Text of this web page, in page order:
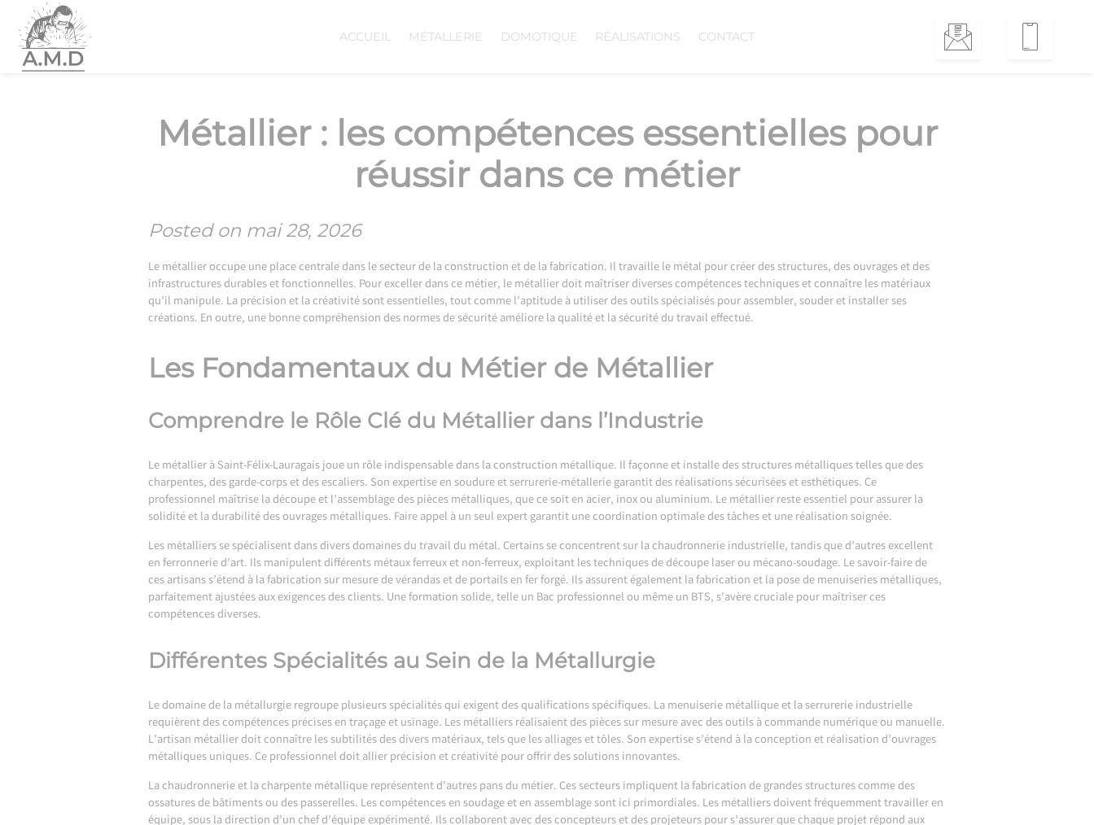
content
ACCUEIL MÉTALLERIE DOMOTIQUE RÉALISATIONS CONTACT
Métallier : les compétences essentielles pour
réussir dans ce métier
Posted on mai 28, 2026
Le métallier occupe une place centrale dans le secteur de la construction et de la fabrication. Il travaille le métal pour créer des structures, des ouvrages et des
infrastructures durables et fonctionnelles. Pour exceller dans ce métier, le métallier doit maîtriser diverses compétences techniques et connaître les matériaux
qu’il manipule. La précision et la créativité sont essentielles, tout comme l’aptitude à utiliser des outils spécialisés pour assembler, souder et installer ses
créations. En outre, une bonne compréhension des normes de sécurité améliore la qualité et la sécurité du travail effectué.
Les Fondamentaux du Métier de Métallier
Comprendre le Rôle Clé du Métallier dans l’Industrie
Lemétallier à Saint-Félix-Lauragaisjoue un rôle indispensable dans la construction métallique. Il façonne et installe des structures métalliques telles que des
charpentes, des garde-corps et des escaliers. Son expertise en soudure et serrurerie-métallerie garantit des réalisations sécurisées et esthétiques. Ce
professionnel maîtrise la découpe et l’assemblage des pièces métalliques, que ce soit en acier, inox ou aluminium. Le métallier reste essentiel pour assurer la
solidité et la durabilité des ouvrages métalliques. Faire appel à un seul expert garantit une coordination optimale des tâches et une réalisation soignée.
Les métalliers se spécialisent dans divers domaines du travail du métal. Certains se concentrent sur la chaudronnerie industrielle, tandis que d’autres excellent
en ferronnerie d’art. Ils manipulent différents métaux ferreux et non-ferreux, exploitant les techniques de découpe laser ou mécano-soudage. Le savoir-faire de
ces artisans s’étend à la fabrication sur mesure de vérandas et de portails en fer forgé. Ils assurent également la fabrication et la pose de menuiseries métalliques,
parfaitement ajustées aux exigences des clients. Une formation solide, telle un Bac professionnel ou même un BTS, s’avère cruciale pour maîtriser ces
compétences diverses.
Différentes Spécialités au Sein de la Métallurgie
Le domaine de la métallurgie regroupe plusieurs spécialités qui exigent des qualifications spécifiques. La menuiserie métallique et la serrurerie industrielle
requièrent des compétences précises en traçage et usinage. Les métalliers réalisaient des pièces sur mesure avec des outils à commande numérique ou manuelle.
L’artisan métallier doit connaître les subtilités des divers matériaux, tels que les alliages et tôles. Son expertise s’étend à la conception et réalisation d’ouvrages
métalliques uniques. Ce professionnel doit allier précision et créativité pour offrir des solutions innovantes.
La chaudronnerie et la charpente métallique représentent d’autres pans du métier. Ces secteurs impliquent la fabrication de grandes structures comme des
ossatures de bâtiments ou des passerelles. Les compétences en soudage et en assemblage sont ici primordiales. Les métalliers doivent fréquemment travailler en
équipe, sous la direction d’un chef d’équipe expérimenté. Ils collaborent avec des concepteurs et des projeteurs pour s’assurer que chaque projet répond aux